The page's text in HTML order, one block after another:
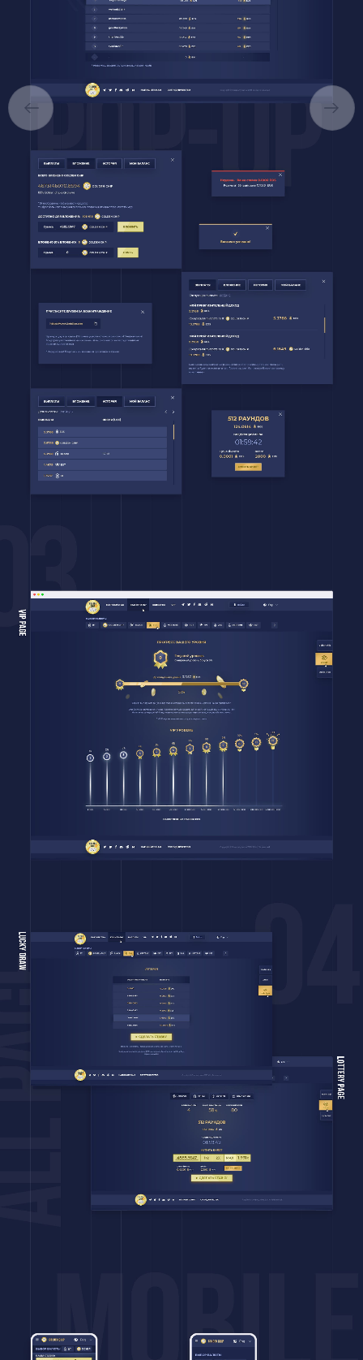
ПОСЛУГИ
ПОРТФОЛІО
БРИФИ
БЛОГ
КОНТАКТИ